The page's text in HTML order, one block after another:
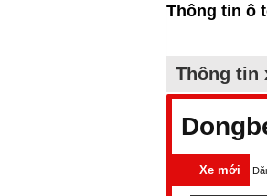
Thông tin ô
Thông tin
Xe mới